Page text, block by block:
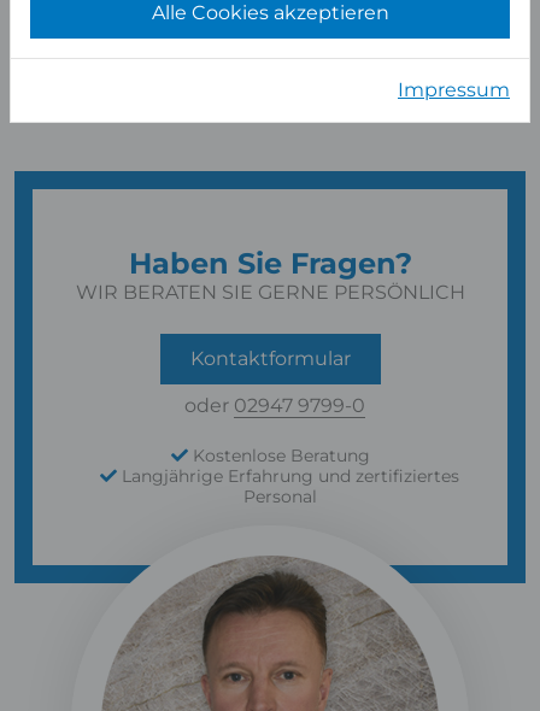
Haben Sie Fragen?
WIR BERATEN SIE GERNE PERSÖNLICH
Kontaktformular
oder 02947 9799-0
Kostenlose Beratung
Langjährige Erfahrung und zertifiziertes
Personal
Alle Cookies akzeptieren
Impressum